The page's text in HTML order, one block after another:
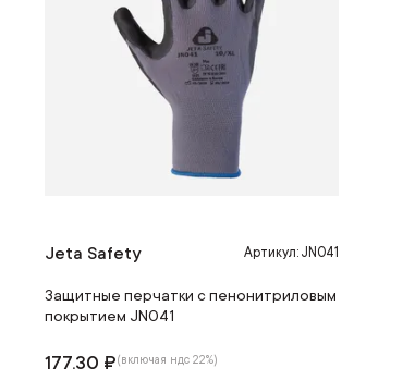
Jeta Safety Артикул: JN041
Защитные перчатки с пенонитриловым
покрытием JN041
177.30 ₽(включая ндс 22%)